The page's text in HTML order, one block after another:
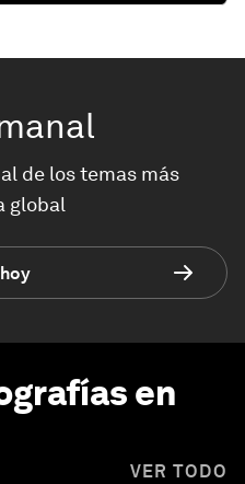
de los temas más
global
en
VER TODO